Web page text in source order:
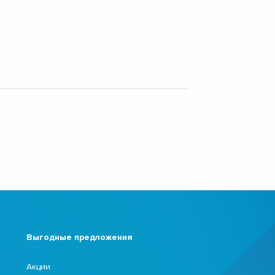
Выгодные предложения
Акции